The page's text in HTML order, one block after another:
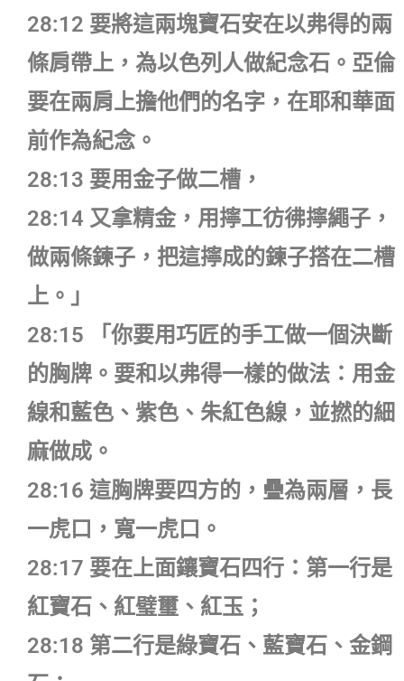
28:12 要將這兩塊寶石安在以弗得的兩
條肩帶上，為以色列人做紀念石。亞倫
要在兩肩上擔他們的名字，在耶和華面
前作為紀念。
28:13 要用金子做二槽，
28:14 又拿精金，用擰工彷彿擰繩子，
做兩條鍊子，把這擰成的鍊子搭在二槽
上。」
28:15 「你要用巧匠的手工做一個決斷
的胸牌。要和以弗得一樣的做法：用金
線和藍色、紫色、朱紅色線，並撚的細
麻做成。
28:16 這胸牌要四方的，疊為兩層，長
一虎口，寬一虎口。
28:17 要在上面鑲寶石四行：第一行是
紅寶石、紅璧璽、紅玉；
28:18 第二行是綠寶石、藍寶石、金鋼